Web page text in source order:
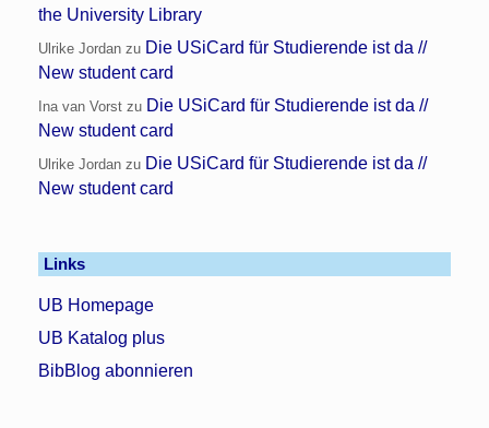
the University Library
Ulrike Jordan zu Die USiCard für Studierende ist da //
New student card
Ina van Vorst zu Die USiCard für Studierende ist da //
New student card
Ulrike Jordan zu Die USiCard für Studierende ist da //
New student card
Links
UB Homepage
UB Katalog plus
BibBlog abonnieren